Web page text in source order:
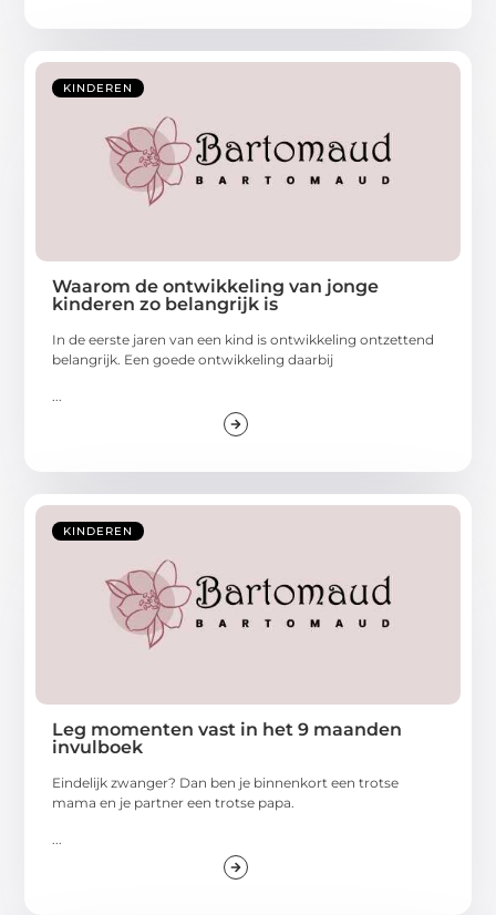
KINDEREN
Waarom de ontwikkeling van jonge
kinderen zo belangrijk is
In de eerste jaren van een kind is ontwikkeling ontzettend
belangrijk. Een goede ontwikkeling daarbij
KINDEREN
Leg momenten vast in het 9 maanden
invulboek
Eindelijk zwanger? Dan ben je binnenkort een trotse
mama en je partner een trotse papa.